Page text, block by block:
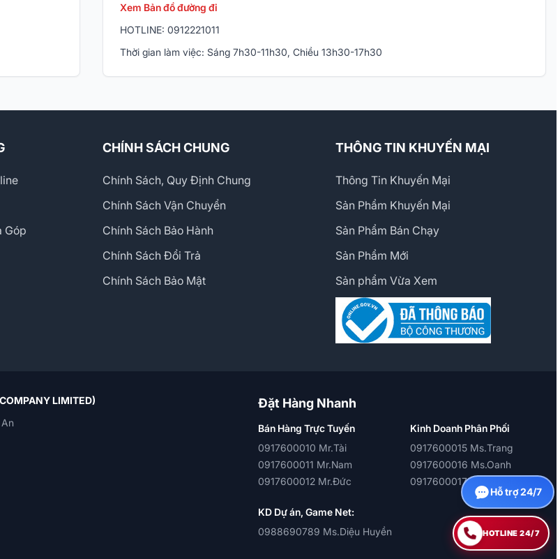
HOTLINE 24/7
Xem Bản đồ đường đi
HOTLINE: 0912221011
Thời gian làm việc: Sáng 7h30-11h30, Chiều 13h30-17h30
Góp
CHÍNH SÁCH CHUNG
Chính Sách, Quy Định Chung
Chính Sách Vận Chuyển
Chính Sách Bảo Hành
Chính Sách Đổi Trả
Chính Sách Bảo Mật
THÔNG TIN KHUYẾN MẠI
Thông Tin Khuyến Mại
Sản Phẩm Khuyến Mại
Sản Phẩm Bán Chạy
Sản Phẩm Mới
Sản phẩm Vừa Xem
LIMITED)
Đặt Hàng Nhanh
Bán Hàng Trực Tuyến
0917600010 Mr.Tài
0917600011 Mr.Nam
0917600012 Mr.Đức
Kinh Doanh Phân Phối
0917600015 Ms.Trang
0917600016 Ms.Oanh
0917600017 Ms.Quỳnh
KD Dự án, Game Net:
0988690789 Ms.Diệu Huyền
Hỗ trợ 24/7